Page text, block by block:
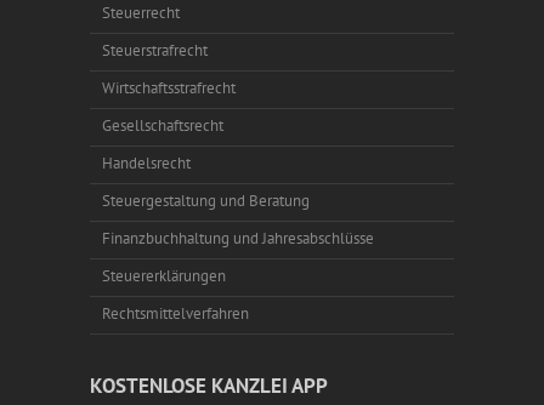
Steuerrecht
Steuerstrafrecht
Wirtschaftsstrafrecht
Gesellschaftsrecht
Handelsrecht
Steuergestaltung und Beratung
Finanzbuchhaltung und Jahresabschlüsse
Steuererklärungen
Rechtsmittelverfahren
KOSTENLOSE KANZLEI APP